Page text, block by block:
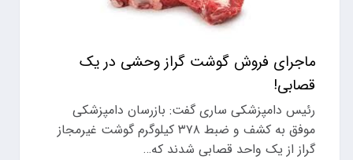
ماجرای فروش گوشت گراز وحشی در یک
قصابی!
رئیس دامپزشکی ساری گفت: بازرسان دامپزشکی
موفق به کشف و ضبط ۳۷۸ کیلوگرم گوشت غیرمجاز
گراز از یک واحد قصابی شدند که…